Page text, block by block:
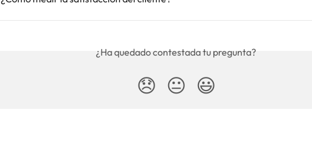
¿Ha quedado contestada tu pregunta?
😞 😐 😃